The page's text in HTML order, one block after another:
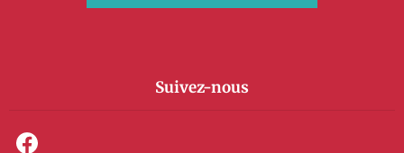
Suivez-nous